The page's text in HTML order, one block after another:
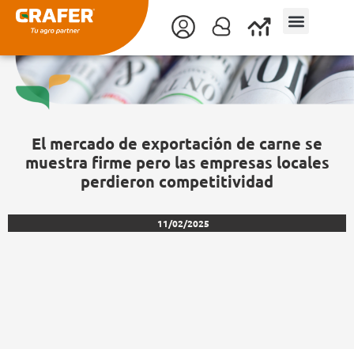
contenido
El mercado de exportación de carne se
muestra firme pero las empresas locales
perdieron competitividad
11/02/2025